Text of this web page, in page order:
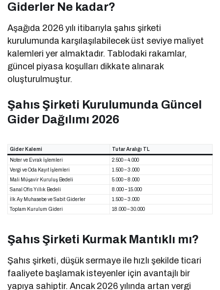
Giderler Ne kadar?
Aşağıda 2026 yılı itibarıyla şahıs şirketi
kurulumunda karşılaşılabilecek üst seviye maliyet
kalemleri yer almaktadır. Tablodaki rakamlar,
güncel piyasa koşulları dikkate alınarak
oluşturulmuştur.
Şahıs Şirketi Kurulumunda Güncel
Gider Dağılımı 2026
Gider Kalemi
Tutar Aralığı TL
Noter ve Evrak İşlemleri
2.500 – 4.000
Vergi ve Oda Kayıt İşlemleri
1.500 – 3.000
Mali Müşavir Kuruluş Bedeli
5.000 – 8.000
Sanal Ofis Yıllık Bedeli
8.000 – 15.000
İlk Ay Muhasebe ve Sabit Giderler
1.500 – 3.000
Toplam Kurulum Gideri
18.000 – 30.000
Şahıs Şirketi Kurmak Mantıklı mı?
Şahıs şirketi, düşük sermaye ile hızlı şekilde ticari
faaliyete başlamak isteyenler için avantajlı bir
yapıya sahiptir. Ancak 2026 yılında artan vergi